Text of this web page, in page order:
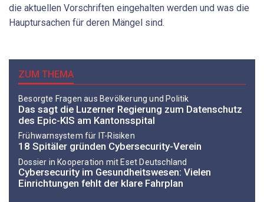
die aktuellen Vorschriften eingehalten werden und was die
Hauptursachen für deren Mängel sind.
ZUM THEMA
Besorgte Fragen aus Bevölkerung und Politik
Das sagt die Luzerner Regierung zum Datenschutz
des Epic-KIS am Kantonsspital
Frühwarnsystem für IT-Risiken
18 Spitäler gründen Cybersecurity-Verein
Dossier in Kooperation mit Eset Deutschland
Cybersecurity im Gesundheitswesen: Vielen
Einrichtungen fehlt der klare Fahrplan